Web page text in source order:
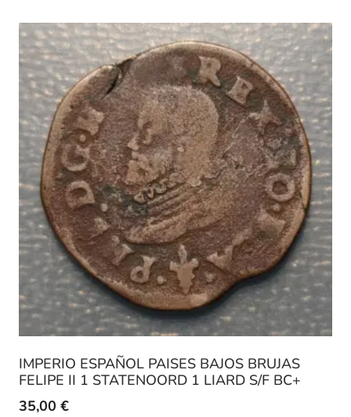
IMPERIO ESPAÑOL PAISES BAJOS BRUJAS
FELIPE II 1 STATENOORD 1 LIARD S/F BC+
35,00 €